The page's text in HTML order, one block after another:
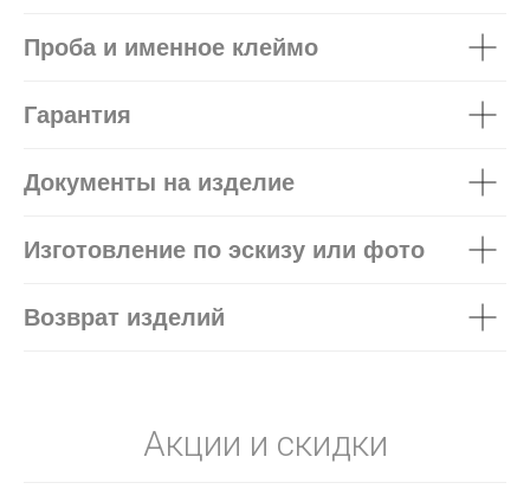
Проба и именное клеймо
Гарантия
Документы на изделие
Изготовление по эскизу или фото
Возврат изделий
Акции и скидки